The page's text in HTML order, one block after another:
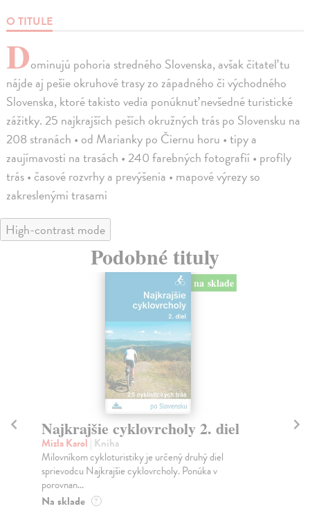
O TITULE
Dominujú pohoria stredného Slovenska, avšak čitateľ tu
nájde aj pešie okruhové trasy zo západného či východného
Slovenska, ktoré takisto vedia ponúknuť nevšedné turistické
zážitky. 25 najkrajších peších okružných trás po Slovensku na
208 stranách • od Marianky po Čiernu horu • tipy a
zaujímavosti na trasách • 240 farebných fotografií • profily
trás • časové rozvrhy a prevýšenia • mapové výrezy so
zakreslenými trasami
High-contrast mode
Podobné tituly
na sklade
Najkrajšie cyklovrcholy 2. diel
Mizla Karol | Kniha
Milovníkom cykloturistiky je určený druhý diel
sprievodcu Najkrajšie cyklovrcholy. Ponúka v
porovnan...
Na sklade ?